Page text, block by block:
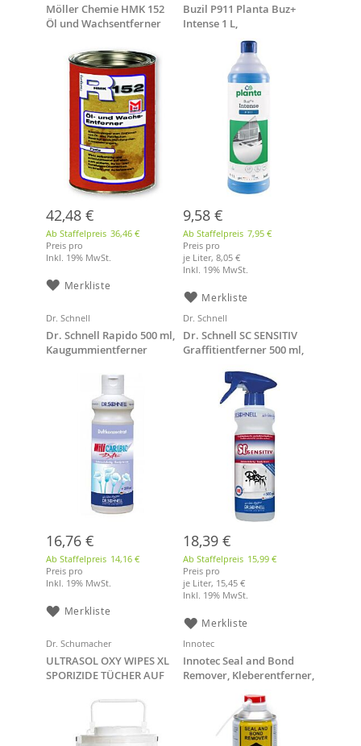
Möller Chemie HMK 152
Öl und Wachsentferner
42,48 €
Ab Staffelpreis 36,46 €
Preis pro
Inkl. 19% MwSt.
Merkliste
Buzil P911 Planta Buz+
Intense 1 L,
Intensivreinger
9,58 €
Ab Staffelpreis 7,95 €
Preis pro
je Liter,8,05 €
Inkl. 19% MwSt.
Merkliste
Dr. Schnell
Dr. Schnell Rapido 500 ml,
Kaugummientferner
16,76 €
Ab Staffelpreis 14,16 €
Preis pro
Inkl. 19% MwSt.
Merkliste
Dr. Schnell
Dr. Schnell SC SENSITIV
Graffitientferner 500 ml,
18,39 €
Ab Staffelpreis 15,99 €
Preis pro
je Liter, 15,45 €
Inkl. 19% MwSt.
Merkliste
Dr. Schumacher
ULTRASOL OXY WIPES XL
SPORIZIDE TÜCHER AUF
Innotec
Innotec Seal and Bond
Remover, Kleberentferner,